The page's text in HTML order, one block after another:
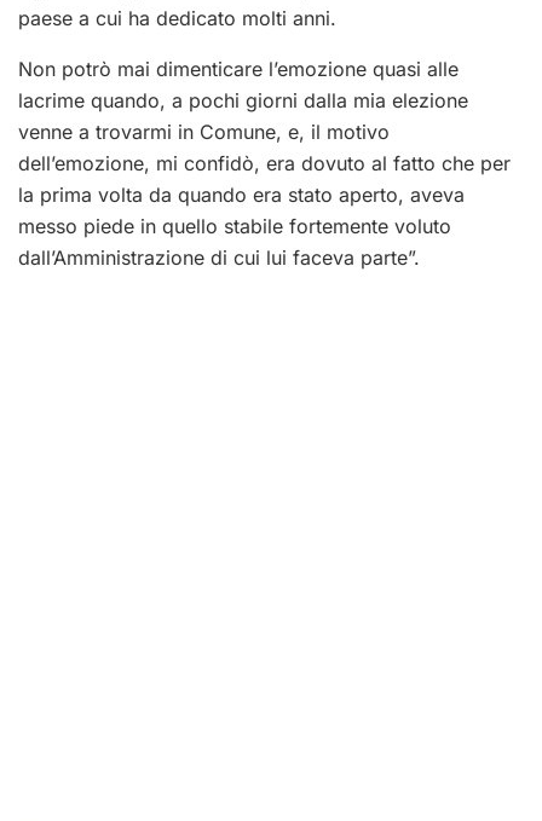
paese a cui ha dedicato molti anni.
Non potrò mai dimenticare l’emozione quasi alle
lacrime quando, a pochi giorni dalla mia elezione
venne a trovarmi in Comune, e, il motivo
dell’emozione, mi confidò, era dovuto al fatto che per
la prima volta da quando era stato aperto, aveva
messo piede in quello stabile fortemente voluto
dall’Amministrazione di cui lui faceva parte”.